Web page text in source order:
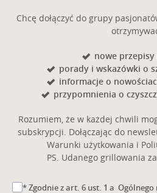
Chcę dołączyć do grupy
nowe
porady i wskazówki o
informacje o
przypomnienia o
Rozumiem, że w każdej chwili
subskrypcji. Dołączając do
Warunki użytkowania i
PS. Udanego grillowania
* Zgodnie z art. 6 ust. 1 a